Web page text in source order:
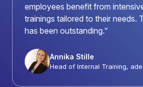
employees benefit from
trainings tailored to their needs.
has been outstanding."
Annika Stille
Head of Internal Training,